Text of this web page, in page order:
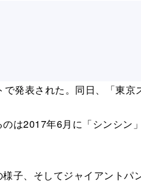
発表された。同日、「東
は2017年6月に「シンシ
、そしてジャイアント